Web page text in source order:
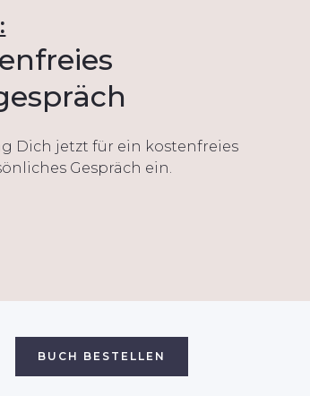
Dich jetzt für ein kostenfreies
Gespräch ein.
BUCH BESTELLEN